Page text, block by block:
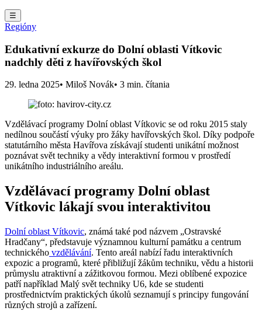
☰
Regióny
Edukativní exkurze do Dolní oblasti Vítkovic
nadchly děti z havířovských škol
29. ledna 2025• Miloš Novák• 3 min. čítania
Vzdělávací programy Dolní oblast Vítkovic se od roku 2015 staly
nedílnou součástí výuky pro žáky havířovských škol. Díky podpoře
statutárního města Havířova získávají studenti unikátní možnost
poznávat svět techniky a vědy interaktivní formou v prostředí
unikátního industriálního areálu.
Vzdělávací programy Dolní oblast
Vítkovic lákají svou interaktivitou
Dolní oblast Vítkovic, známá také pod názvem „Ostravské
Hradčany“, představuje významnou kulturní památku a centrum
technického vzdělávání. Tento areál nabízí řadu interaktivních
expozic a programů, které přibližují žákům techniku, vědu a historii
průmyslu atraktivní a zážitkovou formou. Mezi oblíbené expozice
patří například Malý svět techniky U6, kde se studenti
prostřednictvím praktických úkolů seznamují s principy fungování
různých strojů a zařízení.